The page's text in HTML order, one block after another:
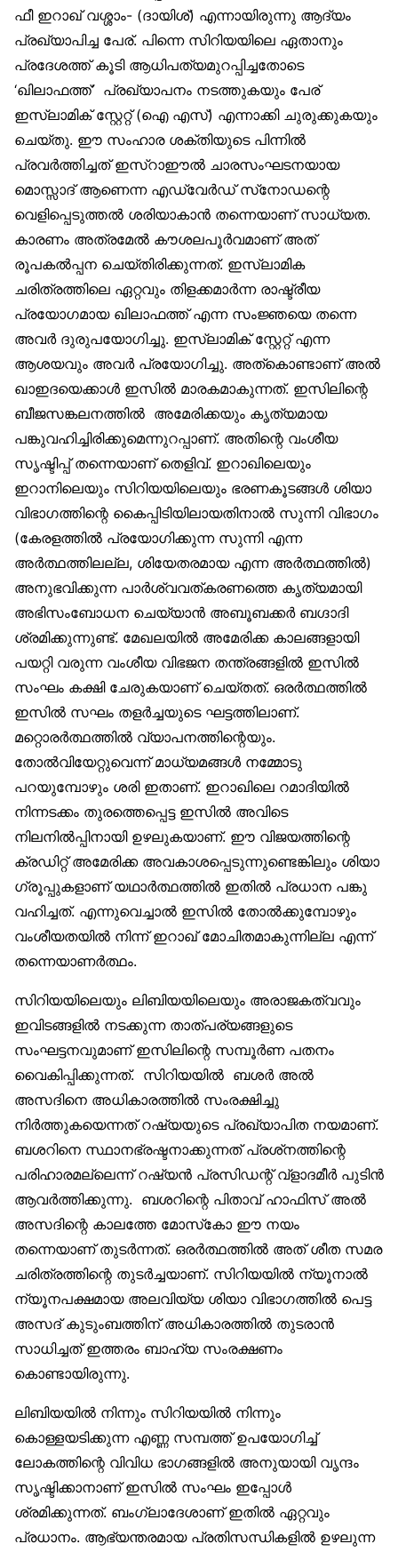
ഫീ ഇറാഖ് വശ്ശാം- (ദായിശ്) എന്നായിരുന്നു ആദ്യം
പ്രഖ്യാപിച്ച പേര്. പിന്നെ സിറിയയിലെ ഏതാനും
പ്രദേശത്ത് കൂടി ആധിപത്യമുറപ്പിച്ചതോടെ
‘ഖിലാഫത്ത്’ പ്രഖ്യാപനം നടത്തുകയും പേര്
ഇസ്‌ലാമിക് സ്റ്റേറ്റ് (ഐ എസ്) എന്നാക്കി ചുരുക്കുകയും
ചെയ്തു. ഈ സംഹാര ശക്തിയുടെ പിന്നില്‍
പ്രവര്‍ത്തിച്ചത് ഇസ്‌റാഈല്‍ ചാരസംഘടനയായ
മൊസ്സാദ് ആണെന്ന എഡ്വേര്‍ഡ് സ്‌നോഡന്റെ
വെളിപ്പെടുത്തല്‍ ശരിയാകാന്‍ തന്നെയാണ് സാധ്യത.
കാരണം അത്രമേല്‍ കൗശലപൂര്‍വമാണ് അത്
രൂപകല്‍പ്പന ചെയ്തിരിക്കുന്നത്. ഇസ്‌ലാമിക
ചരിത്രത്തിലെ ഏറ്റവും തിളക്കമാര്‍ന്ന രാഷ്ട്രീയ
പ്രയോഗമായ ഖിലാഫത്ത് എന്ന സംജ്ഞയെ തന്നെ
അവര്‍ ദുരുപയോഗിച്ചു. ഇസ്‌ലാമിക് സ്റ്റേറ്റ് എന്ന
ആശയവും അവര്‍ പ്രയോഗിച്ചു. അത്‌കൊണ്ടാണ് അല്‍
ഖാഇദയെക്കാള്‍ ഇസില്‍ മാരകമാകുന്നത്. ഇസിലിന്റെ
ബീജസങ്കലനത്തില്‍ അമേരിക്കയും കൃത്യമായ
പങ്കുവഹിച്ചിരിക്കുമെന്നുറപ്പാണ്. അതിന്റെ വംശീയ
സൃഷ്ടിപ്പ് തന്നെയാണ് തെളിവ്. ഇറാഖിലെയും
ഇറാനിലെയും സിറിയയിലെയും ഭരണകൂടങ്ങള്‍ ശിയാ
വിഭാഗത്തിന്റെ കൈപ്പിടിയിലായതിനാല്‍ സുന്നി വിഭാഗം
(കേരളത്തില്‍ പ്രയോഗിക്കുന്ന സുന്നി എന്ന
അര്‍ത്ഥത്തിലല്ല, ശിയേതരമായ എന്ന അര്‍ത്ഥത്തില്‍)
അനുഭവിക്കുന്ന പാര്‍ശ്വവത്കരണത്തെ കൃത്യമായി
അഭിസംബോധന ചെയ്യാന്‍ അബൂബക്കര്‍ ബഗ്ദാദി
ശ്രമിക്കുന്നുണ്ട്. മേഖലയില്‍ അമേരിക്ക കാലങ്ങളായി
പയറ്റി വരുന്ന വംശീയ വിഭജന തന്ത്രങ്ങളില്‍ ഇസില്‍
സംഘം കക്ഷി ചേരുകയാണ് ചെയ്തത്. ഒരര്‍ത്ഥത്തില്‍
ഇസില്‍ സഘം തളര്‍ച്ചയുടെ ഘട്ടത്തിലാണ്.
മറ്റൊരര്‍ത്ഥത്തില്‍ വ്യാപനത്തിന്റെയും.
തോല്‍വിയേറ്റുവെന്ന് മാധ്യമങ്ങള്‍ നമ്മോടു
പറയുമ്പോഴും ശരി ഇതാണ്. ഇറാഖിലെ റമാദിയില്‍
നിന്നടക്കം തുരത്തെപ്പെട്ട ഇസില്‍ അവിടെ
നിലനില്‍പ്പിനായി ഉഴലുകയാണ്. ഈ വിജയത്തിന്റെ
ക്രഡിറ്റ് അമേരിക്ക അവകാശപ്പെടുന്നുണ്ടെങ്കിലും ശിയാ
ഗ്രൂപ്പുകളാണ് യഥാര്‍ത്ഥത്തില്‍ ഇതില്‍ പ്രധാന പങ്കു
വഹിച്ചത്. എന്നുവെച്ചാല്‍ ഇസില്‍ തോല്‍ക്കുമ്പോഴും
വംശീയതയില്‍ നിന്ന് ഇറാഖ് മോചിതമാകുന്നില്ല എന്ന്
തന്നെയാണര്‍ത്ഥം.
സിറിയയിലെയും ലിബിയയിലെയും അരാജകത്വവും
ഇവിടങ്ങളില്‍ നടക്കുന്ന താത്പര്യങ്ങളുടെ
സംഘട്ടനവുമാണ് ഇസിലിന്റെ സമ്പൂര്‍ണ പതനം
വൈകിപ്പിക്കുന്നത്. സിറിയയില്‍ ബശര്‍ അല്‍
അസദിനെ അധികാരത്തില്‍ സംരക്ഷിച്ചു
നിര്‍ത്തുകയെന്നത് റഷ്യയുടെ പ്രഖ്യാപിത നയമാണ്.
ബശറിനെ സ്ഥാനഭ്രഷ്ടനാക്കുന്നത് പ്രശ്‌നത്തിന്റെ
പരിഹാരമല്ലെന്ന് റഷ്യന്‍ പ്രസിഡന്റ് വ്‌ളാദമീര്‍ പുടിന്‍
ആവര്‍ത്തിക്കുന്നു. ബശറിന്റെ പിതാവ് ഹാഫിസ് അല്‍
അസദിന്റെ കാലത്തേ മോസ്‌കോ ഈ നയം
തന്നെയാണ് തുടര്‍ന്നത്. ഒരര്‍ത്ഥത്തില്‍ അത് ശീത സമര
ചരിത്രത്തിന്റെ തുടര്‍ച്ചയാണ്. സിറിയയില്‍ ന്യൂനാല്‍
ന്യൂനപക്ഷമായ അലവിയ്യ ശിയാ വിഭാഗത്തില്‍ പെട്ട
അസദ് കുടുംബത്തിന് അധികാരത്തില്‍ തുടരാന്‍
സാധിച്ചത് ഇത്തരം ബാഹ്യ സംരക്ഷണം
കൊണ്ടായിരുന്നു.
ലിബിയയില്‍ നിന്നും സിറിയയില്‍ നിന്നും
കൊള്ളയടിക്കുന്ന എണ്ണ സമ്പത്ത് ഉപയോഗിച്ച്
ലോകത്തിന്റെ വിവിധ ഭാഗങ്ങളില്‍ അനുയായി വൃന്ദം
സൃഷ്ടിക്കാനാണ് ഇസില്‍ സംഘം ഇപ്പോള്‍
ശ്രമിക്കുന്നത്. ബംഗ്ലാദേശാണ് ഇതില്‍ ഏറ്റവും
പ്രധാനം. ആഭ്യന്തരമായ പ്രതിസന്ധികളില്‍ ഉഴലുന്ന